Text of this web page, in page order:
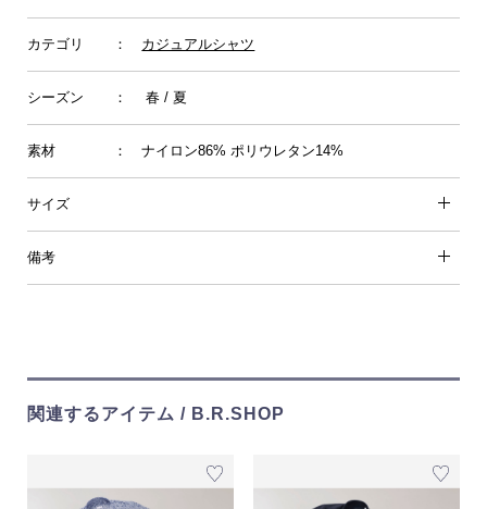
カテゴリ ： カジュアルシャツ
シーズン ： 春 / 夏
素材 ： ナイロン86% ポリウレタン14%
サイズ
備考
関連するアイテム / B.R.SHOP